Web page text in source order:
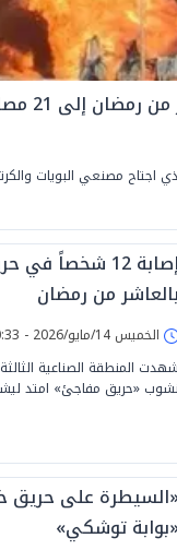
إلى 21 مصاباً
مصنعي البويات
إصابة 12 شخصاً
بالعاشر من رمضان
الخميس 14/مايو/2026 - 10:33 م
شهدت المنطقة الصناعية
نشوب «حريق مفاجئ» امتد
على حريق
توشكي»